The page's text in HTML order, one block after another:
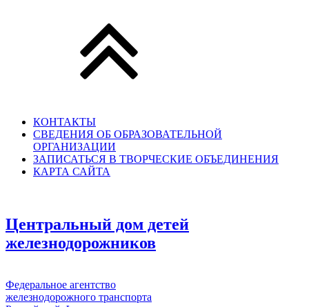
КОНТАКТЫ
СВЕДЕНИЯ ОБ ОБРАЗОВАТЕЛЬНОЙ
ОРГАНИЗАЦИИ
ЗАПИСАТЬСЯ В ТВОРЧЕСКИЕ ОБЪЕДИНЕНИЯ
КАРТА САЙТА
Центральный дом детей
железнодорожников
Федеральное агентство
железнодорожного транспорта